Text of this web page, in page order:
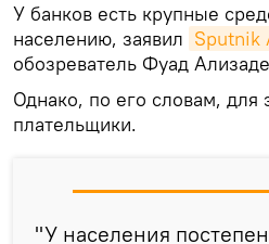
У банков есть крупные
населению, заявил Sputnik
обозреватель Фуад
Однако, по его словам,
плательщики.
"У населения